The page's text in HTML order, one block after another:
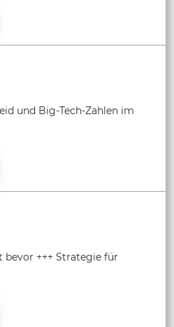
und Big-Tech-Zahlen im
bevor +++ Strategie für